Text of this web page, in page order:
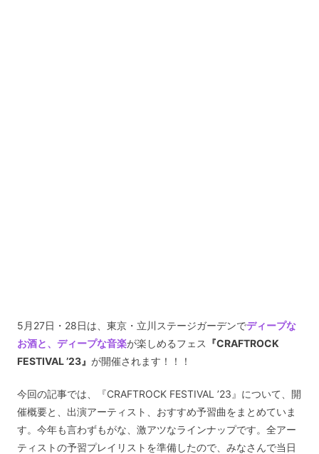
5月27日・28日は、東京・立川ステージガーデンでディープな
お酒と、ディープな音楽が楽しめるフェス 『CRAFTROCK
FESTIVAL ’23』 が開催されます！！！
今回の記事では、『CRAFTROCK FESTIVAL ’23』について、開
催概要と、出演アーティスト、おすすめ予習曲をまとめていま
す。今年も言わずもがな、激アツなラインナップです。全アー
ティストの予習プレイリストを準備したので、みなさんで当日